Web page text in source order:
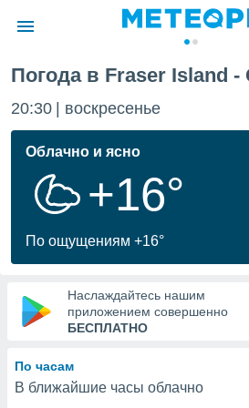
о
Вы можете
к этому
доступ
Погода в Fraser Island -
20:30 воскресенье
Облачно и ясно
+16°
По ощущениям +16°
Наслаждайтесь нашим
приложением совершенно
БЕСПЛАТНО
По часам
В ближайшие часы облачно